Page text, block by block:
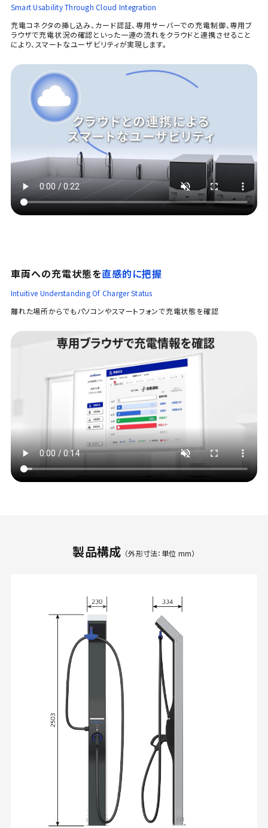
Smart Usability Through Cloud Integration
充電コネクタの挿し込み、カード認証、専用サーバーでの充電制御、専用ブ
ラウザで充電状況の確認といった一連の流れをクラウドと連携させること
により、スマートなユーザビリティが実現します。
車両への充電状態を直感的に把握
Intuitive Understanding Of Charger Status
離れた場所からでもパソコンやスマートフォンで充電状態を確認
製品構成 （外形寸法：単位 mm）